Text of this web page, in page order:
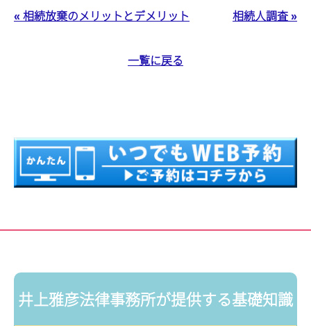
« 相続放棄のメリットとデメリット 相続人調査 »
一覧に戻る
井上雅彦法律事務所が提供する基礎知識